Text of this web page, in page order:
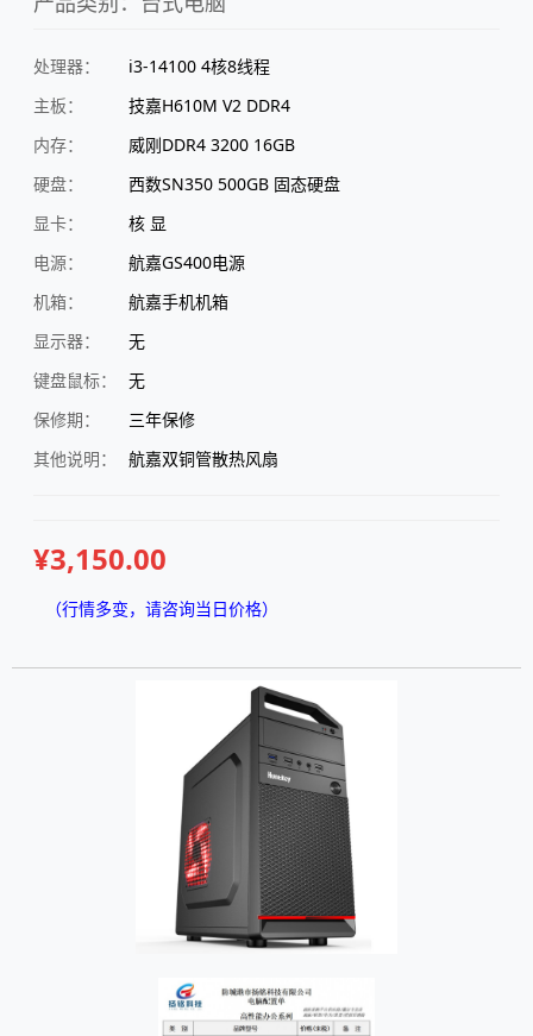
处理器：
i3-14100 4核8线程
主板：
技嘉H610M V2 DDR4
内存：
威刚DDR4 3200 16GB
硬盘：
西数SN350 500GB 固态硬盘
显卡：
核 显
电源：
航嘉GS400电源
机箱：
航嘉手机机箱
显示器：
无
键盘鼠标：
无
保修期：
三年保修
其他说明：
航嘉双铜管散热风扇
¥3,150.00
（行情多变，请咨询当日价格）